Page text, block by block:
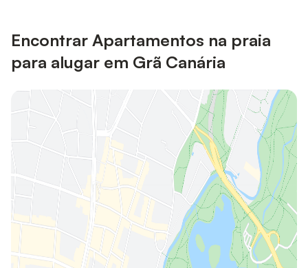
Encontrar Apartamentos na praia
para alugar em Grã Canária